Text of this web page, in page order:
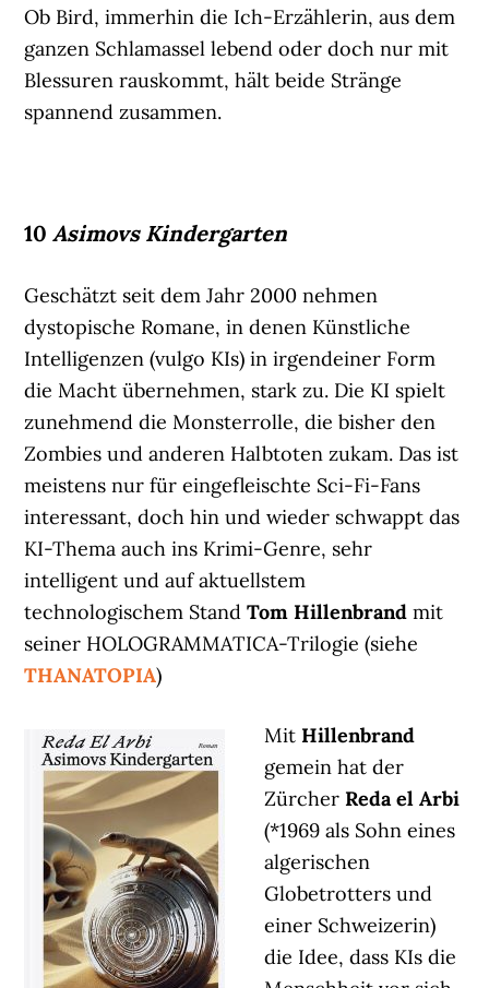
Ob Bird, immerhin die Ich-Erzählerin, aus dem
ganzen Schlamassel lebend oder doch nur mit
Blessuren rauskommt, hält beide Stränge
spannend zusammen.
10Asimovs Kindergarten
Geschätzt seit dem Jahr 2000 nehmen
dystopische Romane, in denen Künstliche
Intelligenzen (vulgo KIs) in irgendeiner Form
die Macht übernehmen, stark zu. Die KI spielt
zunehmend die Monsterrolle, die bisher den
Zombies und anderen Halbtoten zukam. Das ist
meistens nur für eingefleischte Sci-Fi-Fans
interessant, doch hin und wieder schwappt das
KI-Thema auch ins Krimi-Genre, sehr
intelligent und auf aktuellstem
technologischem StandTom Hillenbrandmit
seiner HOLOGRAMMATICA-Trilogie (siehe
THANATOPIA)
MitHillenbrand
gemein hat der
ZürcherReda el Arbi
(*1969 als Sohn eines
algerischen
Globetrotters und
einer Schweizerin)
die Idee, dass KIs die